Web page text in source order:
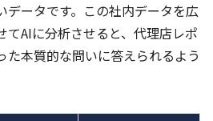
データです。この社内データを広
てAIに分析させると、代理店レポ
た本質的な問いに答えられるよう